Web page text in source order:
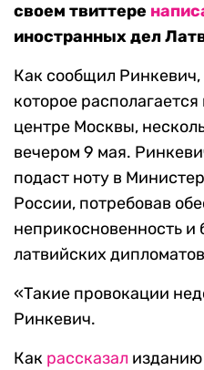
своем твиттере
иностранных дел
Как сообщил Ринкевич,
которое
центре Москвы,
вечером 9 мая.
подаст ноту в
России, потребовав
неприкосновенность и
латвийских
«Такие провокации
Ринкевич.
Как рассказал изданию